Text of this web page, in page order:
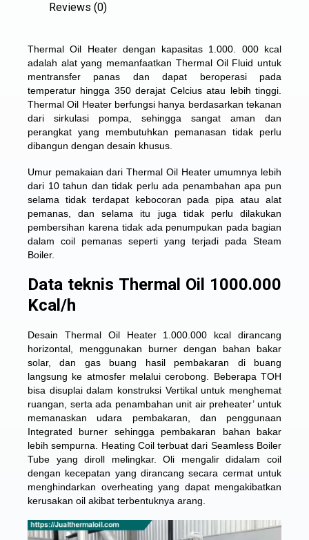
Reviews (0)
Thermal Oil Heater dengan kapasitas 1.000. 000 kcal
adalah alat yang memanfaatkan Thermal Oil Fluid untuk
mentransfer panas dan dapat beroperasi pada
temperatur hingga 350 derajat Celcius atau lebih tinggi.
Thermal Oil Heater berfungsi hanya berdasarkan tekanan
dari sirkulasi pompa, sehingga sangat aman dan
perangkat yang membutuhkan pemanasan tidak perlu
dibangun dengan desain khusus.
Umur pemakaian dari Thermal Oil Heater umumnya lebih
dari 10 tahun dan tidak perlu ada penambahan apa pun
selama tidak terdapat kebocoran pada pipa atau alat
pemanas, dan selama itu juga tidak perlu dilakukan
pembersihan karena tidak ada penumpukan pada bagian
dalam coil pemanas seperti yang terjadi pada Steam
Boiler.
Data teknis Thermal Oil 1000.000
Kcal/h
Desain Thermal Oil Heater 1.000.000 kcal dirancang
horizontal, menggunakan burner dengan bahan bakar
solar, dan gas buang hasil pembakaran di buang
langsung ke atmosfer melalui cerobong. Beberapa TOH
bisa disuplai dalam konstruksi Vertikal untuk menghemat
ruangan, serta ada penambahan unit air preheater’ untuk
memanaskan udara pembakaran, dan penggunaan
Integrated burner sehingga pembakaran bahan bakar
lebih sempurna. Heating Coil terbuat dari Seamless Boiler
Tube yang diroll melingkar. Oli mengalir didalam coil
dengan kecepatan yang dirancang secara cermat untuk
menghindarkan overheating yang dapat mengakibatkan
kerusakan oil akibat terbentuknya arang.